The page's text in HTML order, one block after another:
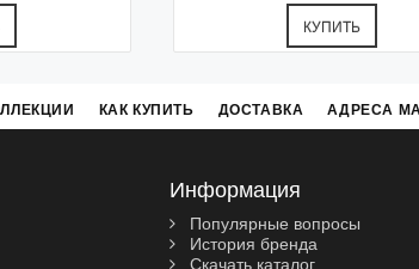
КУПИТЬ
КАК КУПИТЬ ДОСТАВКА АДРЕСА
Информация
Популярные вопросы
История бренда
Скачать каталог